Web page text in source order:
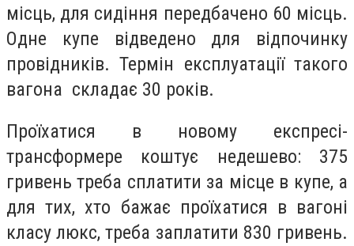
місць, для сидіння передбачено 60 місць.
Одне купе відведено для відпочинку
провідників. Термін експлуатації такого
вагона складає 30 років.
Проїхатися в новому експресі-
трансформере коштує недешево: 375
гривень треба сплатити за місце в купе, а
для тих, хто бажає проїхатися в вагоні
класу люкс, треба заплатити 830 гривень.